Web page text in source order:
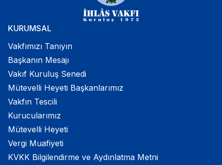
KURUMSAL
Vakfımızı Tanıyın
Başkanın Mesajı
Vakıf Kuruluş Senedi
Mütevelli Heyeti Başkanlarımız
Vakfın Tescili
Kurucularımız
Mütevelli Heyeti
Vergi Muafiyeti
KVKK Bilgilendirme ve Aydınlatma Metni